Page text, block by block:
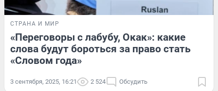
СТРАНА И МИР
«Переговоры с лабубу, Окак»: какие
слова будут бороться за право стать
«Словом года»
3 сентября, 2025, 16:21 2 524 Обсудить